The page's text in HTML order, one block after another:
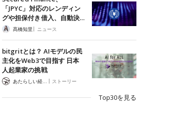
「JPYC」対応のレンディン
グや担保付き借入、自動決…
髙橋知里 | ニュース
bitgritとは？ AIモデルの民
主化をWeb3で目指す 日本
人起業家の挑戦
| ストーリー
Top30を見る